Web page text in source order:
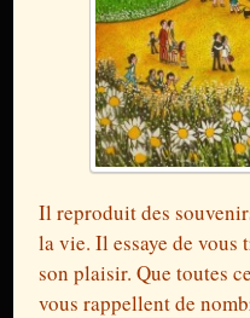
Il reproduit des
la vie. Il essaye de vous
son plaisir. Que toutes
vous rappellent de